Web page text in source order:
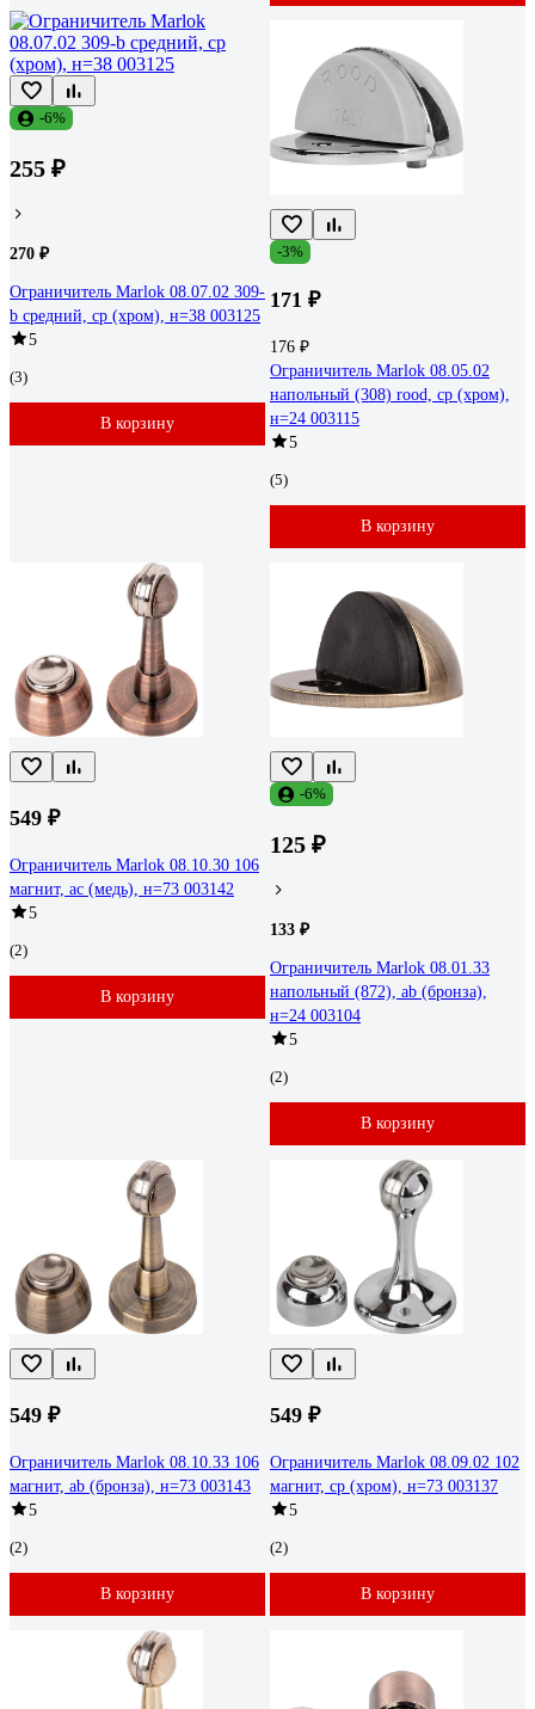
-6%
255 ₽
270 ₽
Ограничитель Marlok 08.07.02 309-
b средний, cp (хром), н=38 003125
5
(3)
В корзину
-3%
171 ₽
176 ₽
Ограничитель Marlok 08.05.02
напольный (308) rood, cp (хром),
н=24 003115
5
(5)
В корзину
549 ₽
Ограничитель Marlok 08.10.30 106
магнит, ac (медь), н=73 003142
5
(2)
В корзину
-6%
125 ₽
133 ₽
Ограничитель Marlok 08.01.33
напольный (872), ab (бронза),
н=24 003104
5
(2)
В корзину
549 ₽
Ограничитель Marlok 08.10.33 106
магнит, ab (бронза), н=73 003143
5
(2)
В корзину
549 ₽
Ограничитель Marlok 08.09.02 102
магнит, cp (хром), н=73 003137
5
(2)
В корзину